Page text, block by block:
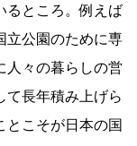
るところ。例えば
立公園のために専
人々の暮らしの営
て長年積み上げら
とこそが日本の国